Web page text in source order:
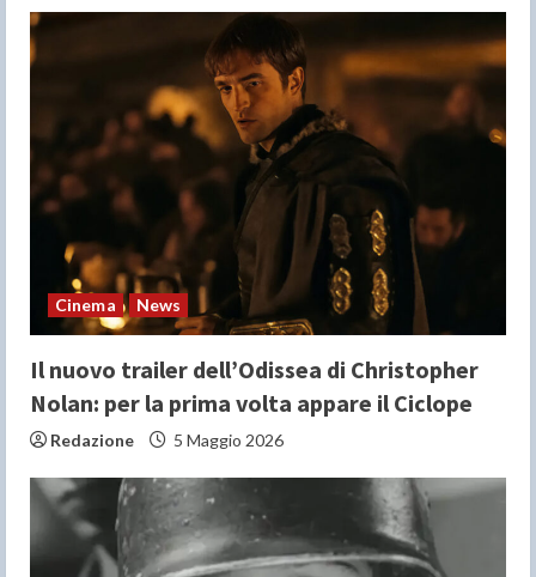
R
d
i
n
gCinema News
Il nuovo trailer dell’Odissea di Christopher
Nolan: per la prima volta appare il Ciclope
Redazione 5 Maggio 2026